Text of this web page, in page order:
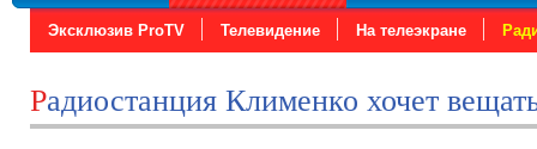
Эксклюзив ProTV Телевидение На телеэкране
Радиостанция Клименко хочет